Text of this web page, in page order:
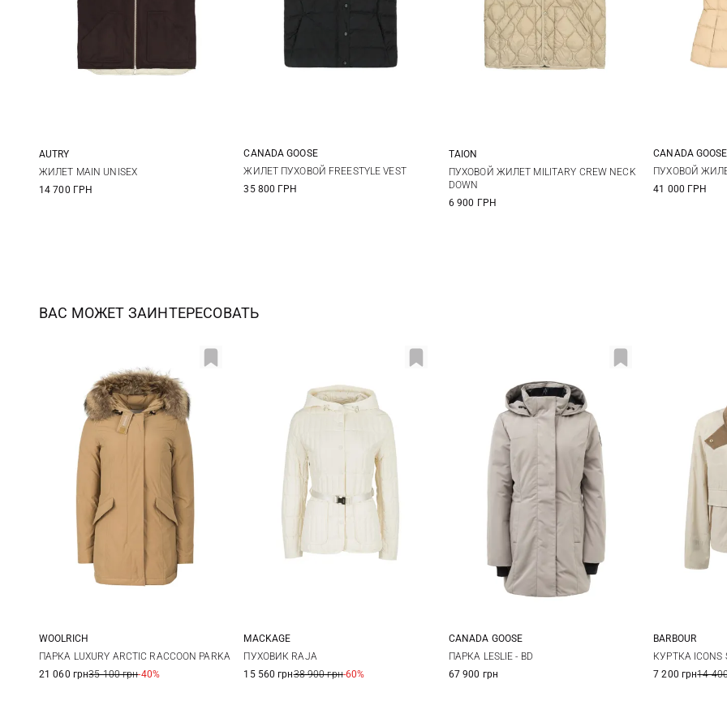
S M
AUTRY
ЖИЛЕТ MAIN UNISEX
14 700 ГРН
XS S M
CANADA GOOSE
ЖИЛЕТ ПУХОВОЙ FREESTYLE VEST
35 800 ГРН
XS S M L
TAION
ПУХОВОЙ ЖИЛЕТ MILITARY CREW NECK
DOWN
6 900 ГРН
S
CANADA GOOSE
ПУХОВОЙ
41 000 ГРН
ВАС МОЖЕТ ЗАИНТЕРЕСОВАТЬ
XS S M XL
WOOLRICH
ПАРКА LUXURY ARCTIC RACCOON PARKA
21 060 грн35 100 грн-40%
XS S
MACKAGE
ПУХОВИК RAJA
15 560 грн38 900 грн-60%
S M
CANADA GOOSE
ПАРКА LESLIE - BD
67 900 грн
8
BARBOUR
КУРТКА ICONS
7 200 грн14